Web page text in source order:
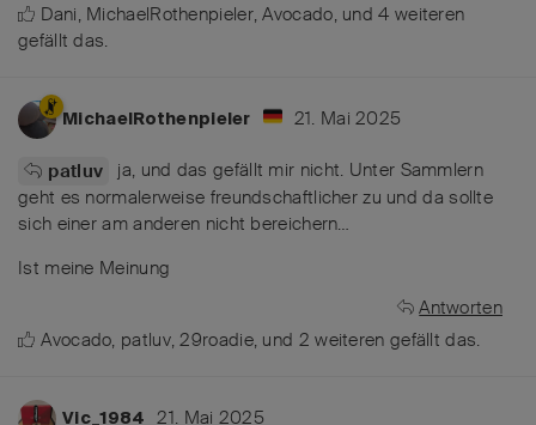
Dani, MichaelRothenpieler,Avocado, und4 weiteren
gefällt das.
MichaelRothenpieler 21. Mai 2025
patluv
ja, und das gefällt mir nicht. Unter Sammlern
geht es normalerweise freundschaftlicher zu und da sollte
sich einer am anderen nicht bereichern…
Ist meine Meinung
Antworten
Avocado, patluv,29roadie, und 2 weiteren gefällt das.
Vic_1984 21. Mai 2025